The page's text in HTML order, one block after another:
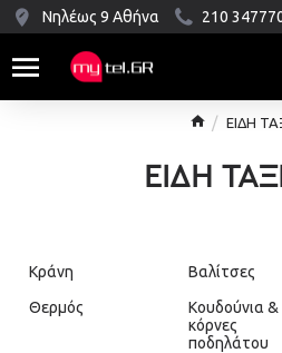
Νηλέως 9 Αθήνα 210
ΕΙΔΗ
ΕΙΔΗ
Κράνη Βαλίτσες
Θερμός
Κουδούνια &
κόρνες
ποδηλάτου